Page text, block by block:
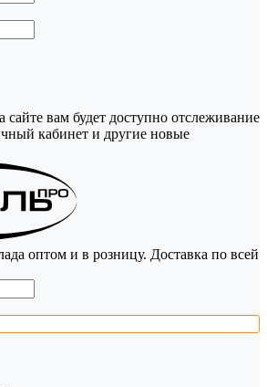
сайте вам будет доступно отслеживание
кабинет и другие новые
оптом и в розницу. Доставка по всей